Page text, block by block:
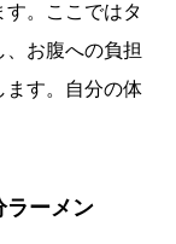
。ここではタ
お腹への負担
ます。自分の体
ラーメン